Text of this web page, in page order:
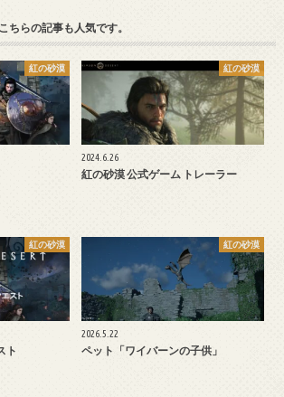
こちらの記事も人気です。
紅の砂漠 紅の砂漠
2024.6.26
紅の砂漠 公式ゲーム トレーラー
紅の砂漠
ト
紅の砂漠
2026.5.22
ペット「ワイバーンの子供」